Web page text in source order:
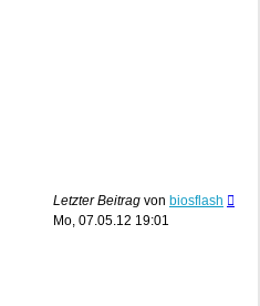
Letzter Beitrag von biosflash
Mo, 07.05.12 19:01